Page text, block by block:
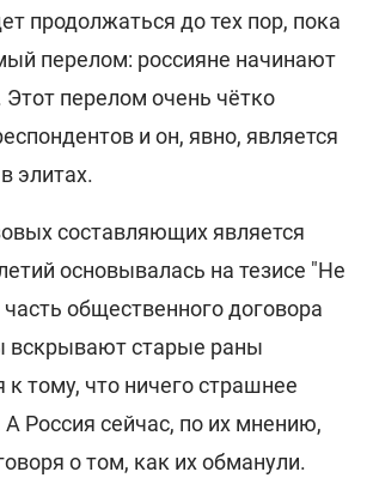
продолжаться до тех пор, пока
перелом: россияне начинают
Этот перелом очень чётко
и он, явно, является
элитах.
составляющих является
основывалась на тезисе "Не
общественного договора
вскрывают старые раны
тому, что ничего страшнее
Россия сейчас, по их мнению,
о том, как их обманули.